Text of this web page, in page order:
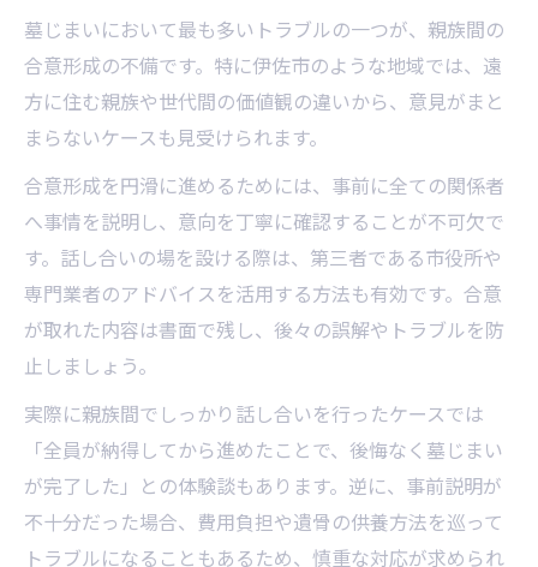
墓じまいにおいて最も多いトラブルの一つが、親族間の
合意形成の不備です。特に伊佐市のような地域では、遠
方に住む親族や世代間の価値観の違いから、意見がまと
まらないケースも見受けられます。
合意形成を円滑に進めるためには、事前に全ての関係者
へ事情を説明し、意向を丁寧に確認することが不可欠で
す。話し合いの場を設ける際は、第三者である市役所や
専門業者のアドバイスを活用する方法も有効です。合意
が取れた内容は書面で残し、後々の誤解やトラブルを防
止しましょう。
実際に親族間でしっかり話し合いを行ったケースでは
「全員が納得してから進めたことで、後悔なく墓じまい
が完了した」との体験談もあります。逆に、事前説明が
不十分だった場合、費用負担や遺骨の供養方法を巡って
トラブルになることもあるため、慎重な対応が求められ